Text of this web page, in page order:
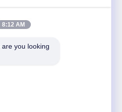
kortingen en meer.
8:12 AM
you looking